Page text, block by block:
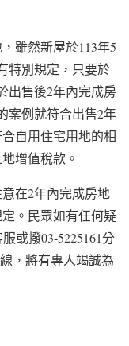
雖然新屋於113年5
特別規定，只要於
出售後2年內完成房
案例就符合出售2年
自用住宅用地的相
增值稅款。
在2年內完成房地
。民眾如有任何疑
或撥03-5225161分
，將有專人竭誠為